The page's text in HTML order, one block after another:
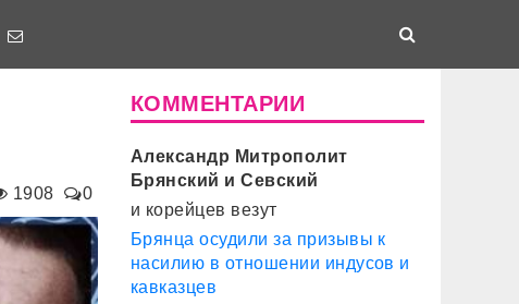
1908 0
КОММЕНТАРИИ
Александр Митрополит
Брянский и Севский
и корейцев везут
Брянца осудили за призывы к
насилию в отношении индусов и
кавказцев